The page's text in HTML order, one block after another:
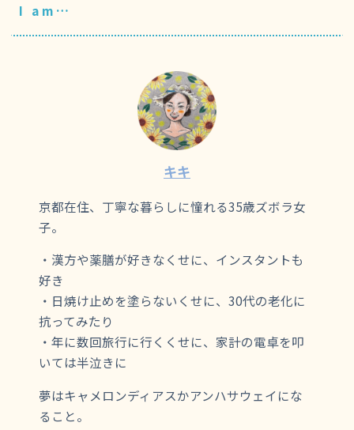
I am…
キキ
京都在住、丁寧な暮らしに憧れる35歳ズボラ女
子。
・漢方や薬膳が好きなくせに、インスタントも
好き
・日焼け止めを塗らないくせに、30代の老化に
抗ってみたり
・年に数回旅行に行くくせに、家計の電卓を叩
いては半泣きに
夢はキャメロンディアスかアンハサウェイにな
ること。